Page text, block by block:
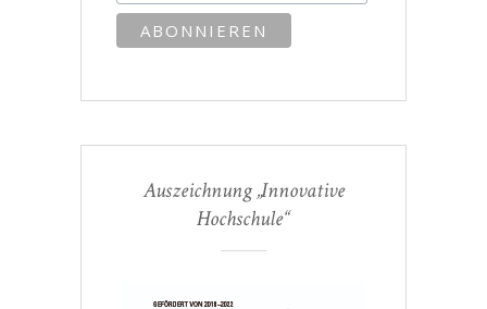
Auszeichnung „Innovative
Hochschule“